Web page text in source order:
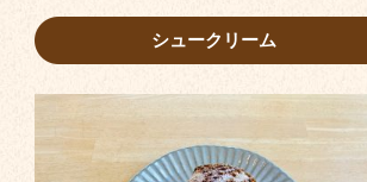
シュークリーム